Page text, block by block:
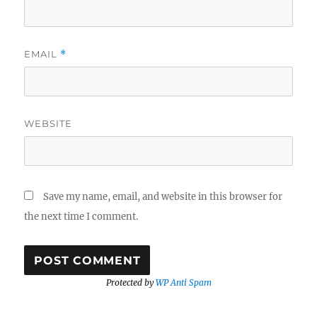
EMAIL *
WEBSITE
Save my name, email, and website in this browser for
the next time I comment.
Protected byWP Anti Spam